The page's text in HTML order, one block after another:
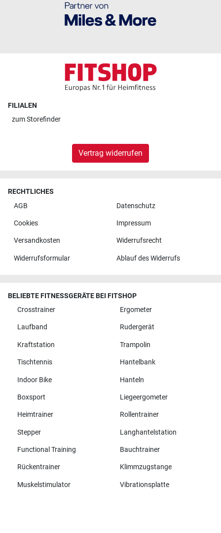
FILIALEN
zumStorefinder
Vertrag widerrufen
RECHTLICHES
AGB
Datenschutz
Cookies Impressum
Versandkosten Widerrufsrecht
Widerrufsformular Ablauf des Widerrufs
BELIEBTE FITNESSGERÄTE BEI FITSHOP
Crosstrainer
Ergometer
Laufband Rudergerät
Kraftstation Trampolin
Tischtennis Hantelbank
Indoor Bike Hanteln
Boxsport Liegeergometer
Heimtrainer Rollentrainer
Stepper Langhantelstation
Functional Training Bauchtrainer
Rückentrainer Klimmzugstange
Muskelstimulator Vibrationsplatte